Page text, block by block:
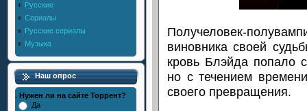
Русские
Сериалы
Русские сериалы
Музыка
Наш опрос
. Нужен ли на сайте Торрент?
Да
Получеловек-
виновника своей
кровь Блэйда попало
но с течением
своего превращения.